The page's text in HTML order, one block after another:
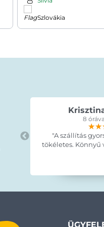
Szlovákia
8
"A szállítás
tökéletes. Könnyű